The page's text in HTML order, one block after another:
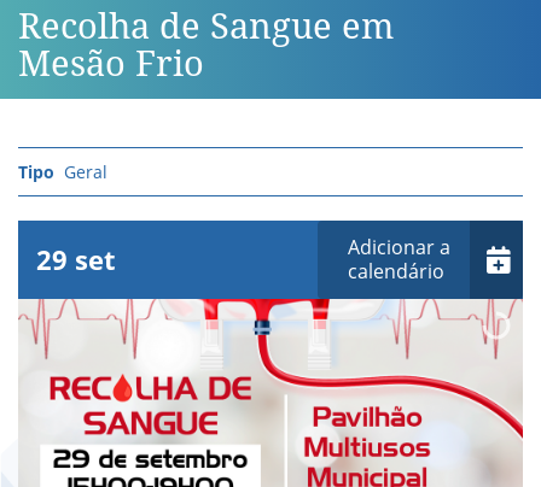
Recolha de Sangue em
Mesão Frio
Geral
29 set
Adicionar a
calendário